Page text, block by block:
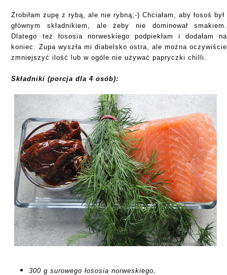
Zrobiłam zupę z rybą, ale nie rybną;-) Chciałam, aby łosoś był
głównym składnikiem, ale żeby nie dominował smakiem.
Dlatego też łososia norweskiego podpiekłam i dodałam na
koniec. Zupa wyszła mi diabelsko ostra, ale można oczywiście
zmniejszyć ilość lub w ogóle nie używać papryczki chilli.
Składniki (porcja dla 4 osób):
300 g surowego łososia norweskiego,